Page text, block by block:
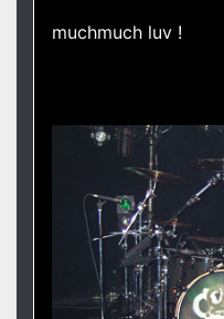
muchmuch luv !